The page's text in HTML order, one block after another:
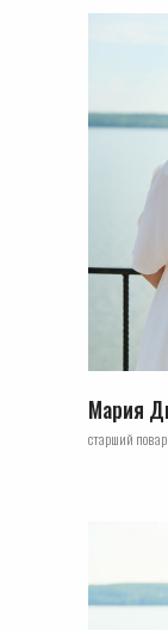
Мария
старший повар